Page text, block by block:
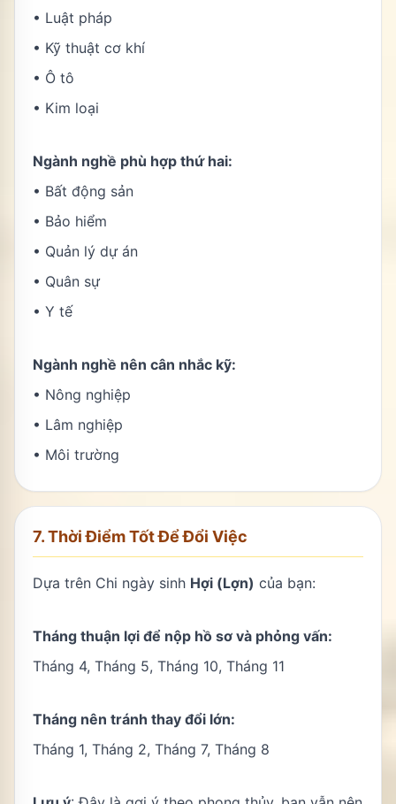
• Luật pháp
• Kỹ thuật cơ khí
• Ô tô
• Kim loại
Ngành nghề phù hợp thứ hai:
• Bất động sản
• Bảo hiểm
• Quản lý dự án
• Quân sự
• Y tế
Ngành nghề nên cân nhắc kỹ:
• Nông nghiệp
• Lâm nghiệp
• Môi trường
7. Thời Điểm Tốt Để Đổi Việc
Dựa trên Chi ngày sinh Hợi (Lợn) của bạn:
Tháng thuận lợi để nộp hồ sơ và phỏng vấn:
Tháng 4, Tháng 5, Tháng 10, Tháng 11
Tháng nên tránh thay đổi lớn:
Tháng 1, Tháng 2, Tháng 7, Tháng 8